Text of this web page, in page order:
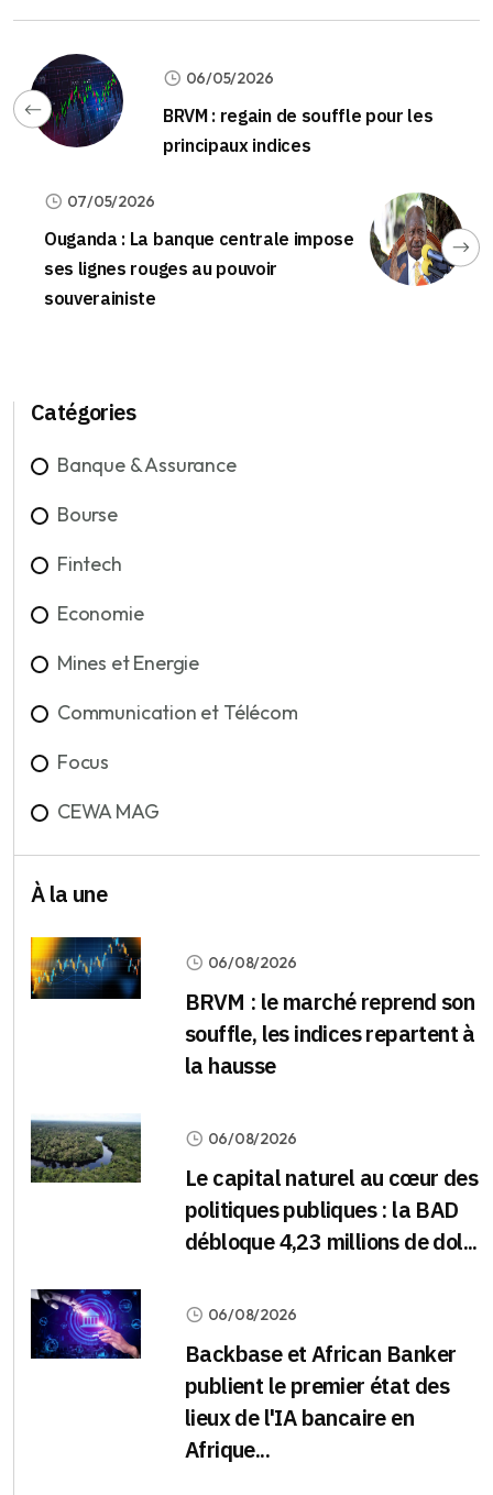
06/05/2026
BRVM : regain de souffle pour les
principaux indices
07/05/2026
Ouganda : La banque centrale impose
ses lignes rouges au pouvoir
souverainiste
Catégories
Banque & Assurance
Bourse
Fintech
Economie
Mines et Energie
Communication et Télécom
Focus
CEWA MAG
À la une
06/08/2026
BRVM : le marché reprend son
souffle, les indices repartent à
la hausse
06/08/2026
Le capital naturel au cœur des
politiques publiques : la BAD
débloque 4,23 millions de dol...
06/08/2026
Backbase et African Banker
publient le premier état des
lieux de l'IA bancaire en
Afrique...